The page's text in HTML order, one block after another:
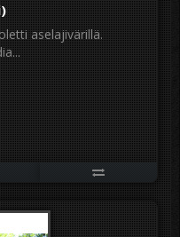
aselajivärillä.